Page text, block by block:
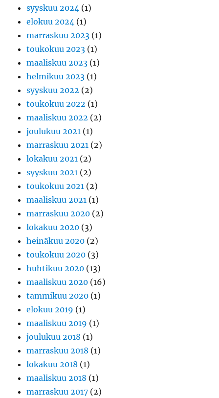
syyskuu 2024 (1)
elokuu 2024 (1)
marraskuu 2023 (1)
toukokuu 2023 (1)
maaliskuu 2023 (1)
helmikuu 2023 (1)
syyskuu 2022 (2)
toukokuu 2022 (1)
maaliskuu 2022 (2)
joulukuu 2021 (1)
marraskuu 2021 (2)
lokakuu 2021 (2)
syyskuu 2021 (2)
toukokuu 2021 (2)
maaliskuu 2021 (1)
marraskuu 2020 (2)
lokakuu 2020 (3)
heinäkuu 2020 (2)
toukokuu 2020 (3)
huhtikuu 2020 (13)
maaliskuu 2020 (16)
tammikuu 2020 (1)
elokuu 2019 (1)
maaliskuu 2019 (1)
joulukuu 2018 (1)
marraskuu 2018 (1)
lokakuu 2018 (1)
maaliskuu 2018 (1)
marraskuu 2017 (2)